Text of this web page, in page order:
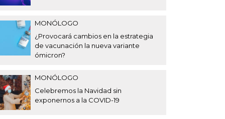
MONÓLOGO
¿Provocará cambios en la estrategia
de vacunación la nueva variante
ómicron?
MONÓLOGO
Celebremos la Navidad sin
exponernos a la COVID-19